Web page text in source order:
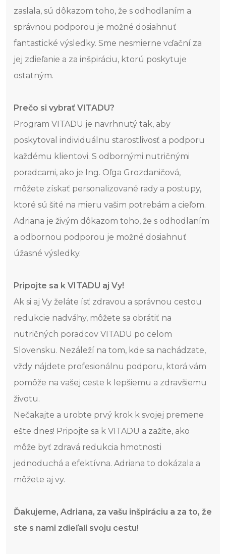
zaslala, sú dôkazom toho, že s odhodlaním a
správnou podporou je možné dosiahnuť
fantastické výsledky. Sme nesmierne vďační za
jej zdieľanie a za inšpiráciu, ktorú poskytuje
ostatným.
Prečo si vybrať VITADU?
Program VITADU je navrhnutý tak, aby
poskytoval individuálnu starostlivosť a podporu
každému klientovi. S odbornými nutričnými
poradcami, ako je Ing. Oľga Grozdaničová,
môžete získať personalizované rady a postupy,
ktoré sú šité na mieru vašim potrebám a cieľom.
Adriana je živým dôkazom toho, že s odhodlaním
a odbornou podporou je možné dosiahnuť
úžasné výsledky.
Pripojte sa k VITADU aj Vy!
Ak si aj Vy želáte ísť zdravou a správnou cestou
redukcie nadváhy, môžete sa obrátiť na
nutričných poradcov VITADU po celom
Slovensku. Nezáleží na tom, kde sa nachádzate,
vždy nájdete profesionálnu podporu, ktorá vám
pomôže na vašej ceste k lepšiemu a zdravšiemu
životu.
Nečakajte a urobte prvý krok k svojej premene
ešte dnes! Pripojte sa k VITADU a zažite, ako
môže byť zdravá redukcia hmotnosti
jednoduchá a efektívna. Adriana to dokázala a
môžete aj vy.
Ďakujeme, Adriana, za vašu inšpiráciu a za to, že
ste s nami zdieľali svoju cestu!